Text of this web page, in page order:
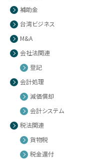
補助金
台湾ビジネス
M&A
会社法関連
登記
会計処理
減価償却
会計システム
税法関連
貨物税
税金還付